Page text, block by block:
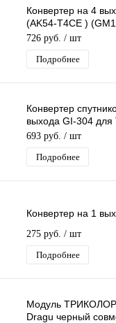
Конвертер на 4
(AK54-T4CE )
поляризации
НТВ
726 руб. / шт
Подробнее
Конвертер
выхода GI-304
Плюс круговой
Innovatio
693 руб. / шт
Подробнее
Конвертер на 1
275 руб. / шт
Подробнее
Модуль ТРИКОЛОР
Dragu черный